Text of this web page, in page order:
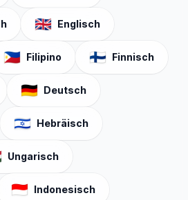
🇬🇧 Englisch
🇵🇭 Filipino 🇫🇮 Finnisch
🇩🇪 Deutsch
🇮🇱 Hebräisch
Ungarisch
🇮🇩 Indonesisch